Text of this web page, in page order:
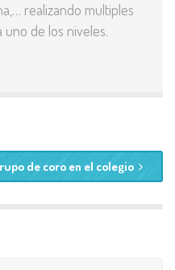
realizando multiples
uno de los niveles.
de coro en el colegio